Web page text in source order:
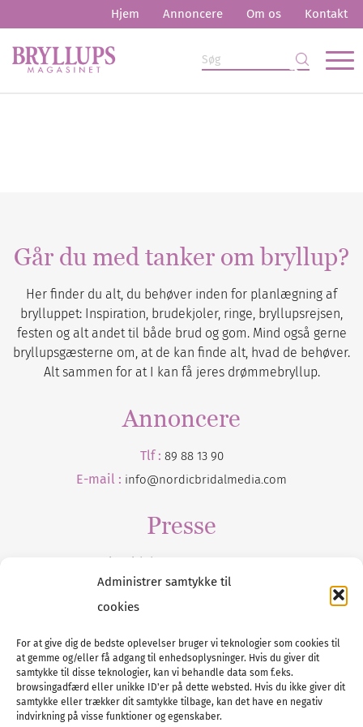
Administrer samtykke til
cookies
For at give dig de bedste oplevelser bruger vi teknologier som cookies til
at gemme og/eller få adgang til enhedsoplysninger. Hvis du giver dit
samtykke til disse teknologier, kan vi behandle data som f.eks.
browsingadfærd eller unikke ID'er på dette websted. Hvis du ikke giver dit
samtykke eller trækker dit samtykke tilbage, kan det have en negativ
indvirkning på visse funktioner og egenskaber.
Hjem Annoncere Om os Kontakt
Går du med tanker om bryllup?
Her finder du alt, du behøver inden for planlægning af
brylluppet: Inspiration, brudekjoler, ringe, bryllupsrejsen,
festen og alt andet til både brud og gom. Mind også gerne
bryllupsgæsterne om, at de kan finde alt, hvad de behøver.
Alt sammen for at I kan få jeres drømmebryllup.
Annoncere
Tlf : 89 88 13 90
E-mail : info@nordicbridalmedia.com
Presse
Tilmeld dig vores
Tel :89 88 13 90
E-post:info@nordicbridalmedia.com
Nordic Bridal Media